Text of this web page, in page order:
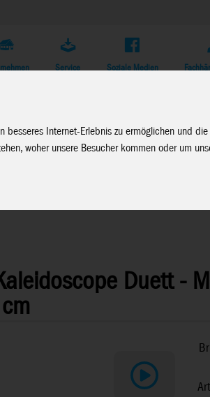
besseres Internet-Erlebnis zu ermöglichen und
woher unsere Besucher kommen oder um
Service Soziale Medien
Duett -